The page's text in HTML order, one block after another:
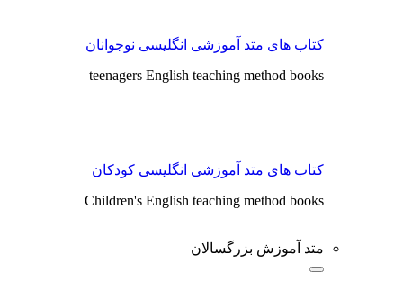
کتاب های متد آموزشی انگلیسی نوجوانان
teenagers English teaching method books
کتاب های متد آموزشی انگلیسی کودکان
Children's English teaching method books
متد آموزش بزرگسالان